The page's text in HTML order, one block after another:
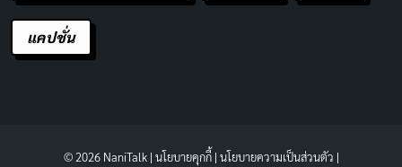
แคปชั่น
© 2026 NaniTalk | นโยบายคุกกี้| นโยบายความเป็นส่วนตัว |